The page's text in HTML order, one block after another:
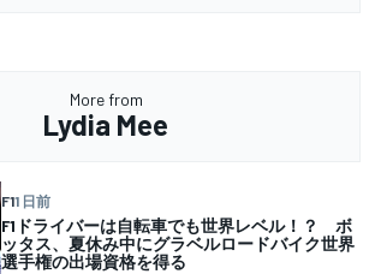
More from
Lydia Mee
F11 日前
F1ドライバーは自転車でも世界レベル！？ ボ
ッタス、夏休み中にグラベルロードバイク世界
選手権の出場資格を得る